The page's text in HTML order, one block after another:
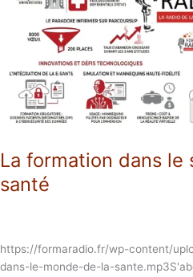
La formation dans le
santé
https://formaradio.fr/wp-content/
dans-le-monde-de-la-
secteur